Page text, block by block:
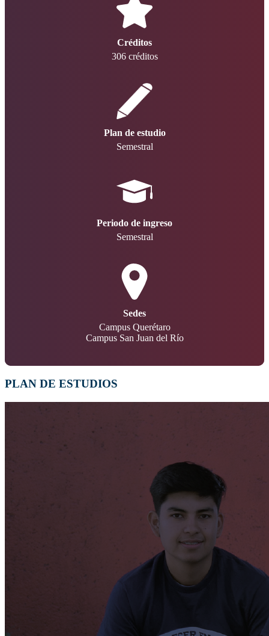
Créditos
306 créditos
Plan de estudio
Semestral
Periodo de ingreso
Semestral
Sedes
Campus Querétaro
Campus San Juan del Río
PLAN DE ESTUDIOS